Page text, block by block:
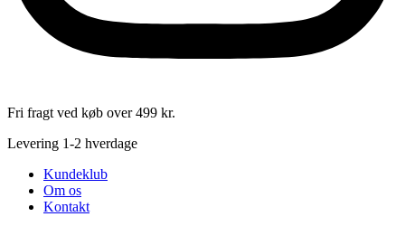
Fri fragt ved køb over 499 kr.
Levering 1-2 hverdage
Kundeklub
Om os
Kontakt